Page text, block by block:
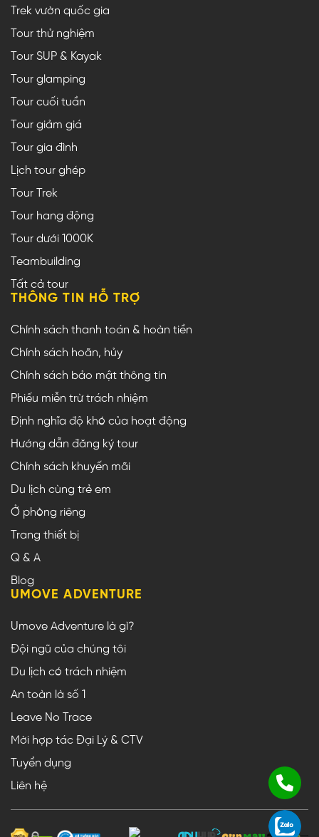
Trek vườn quốc gia
Tour thử nghiệm
Tour SUP & Kayak
Tour glamping
Tour cuối tuần
Tour giảm giá
Tour gia đình
Lịch tour ghép
Tour Trek
Tour hang động
Tour dưới 1000K
Teambuilding
Tất cả tour
THÔNG TIN HỖ TRỢ
Chính sách thanh toán & hoàn tiền
Chính sách hoãn, hủy
Chính sách bảo mật thông tin
Phiếu miễn trừ trách nhiệm
Định nghĩa độ khó của hoạt động
Hướng dẫn đăng ký tour
Chính sách khuyến mãi
Du lịch cùng trẻ em
Ở phòng riêng
Trang thiết bị
Q & A
Blog
UMOVE ADVENTURE
Umove Adventure là gì?
Đội ngũ của chúng tôi
Du lịch có trách nhiệm
An toàn là số 1
Leave No Trace
Mời hợp tác Đại Lý & CTV
Tuyển dụng
Liên hệ